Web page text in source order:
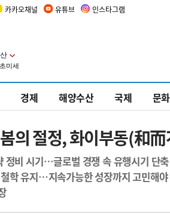
카카오채널 유튜브 인스타그램
경제 해양수산 국제 문화
의 절정, 화이부동(和
정비 시기…글로벌 경쟁 속 유행시기 단축
학 유지…지속가능한 성장까지 고민해야